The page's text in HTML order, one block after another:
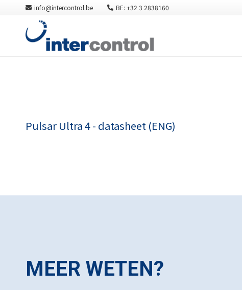
info@intercontrol.be BE: +32 3 2838160
Pulsar Ultra 4 - datasheet (ENG)
MEER WETEN?